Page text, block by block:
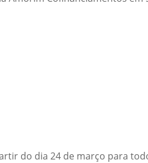
do dia 24 de março para